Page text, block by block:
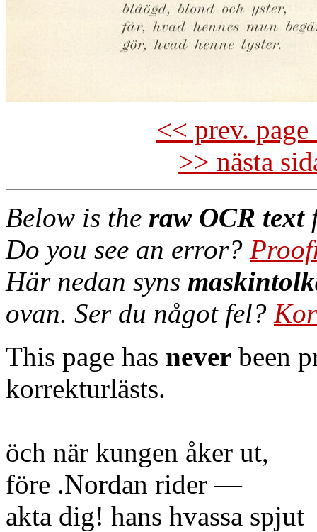
<< prev.
>> nästa
Below is the raw OCR text
Do you see an error?
Här nedan syns
ovan. Ser du något fel?
This page has never been
korrekturlästs.
öch när kungen åker ut,
före .Nordan rider —
akta dig! hans hvassa spjut